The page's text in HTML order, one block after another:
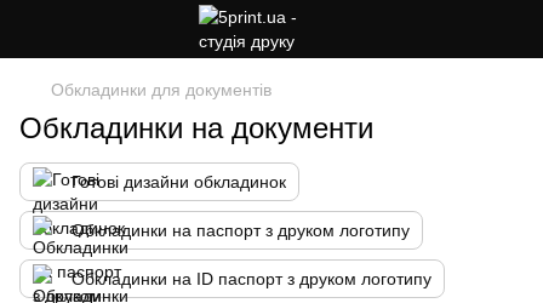
Обкладинки для документів
Обкладинки на документи
Готові дизайни обкладинок
Обкладинки на паспорт з друком логотипу
Обкладинки на ID паспорт з друком логотипу